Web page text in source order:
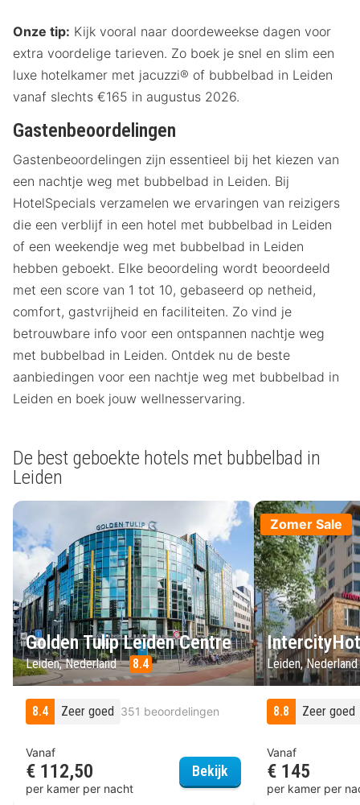
Onze tip: Kijk vooral naar doordeweekse dagen voor
extra voordelige tarieven. Zo boek je snel en slim een
luxe hotelkamer met jacuzzi® of bubbelbad in Leiden
vanaf slechts €165 in augustus 2026.
Gastenbeoordelingen
Gastenbeoordelingen zijn essentieel bij het kiezen van
een nachtje weg met bubbelbad in Leiden. Bij
HotelSpecials verzamelen we ervaringen van reizigers
die een verblijf in een hotel met bubbelbad in Leiden
of een weekendje weg met bubbelbad in Leiden
hebben geboekt. Elke beoordeling wordt beoordeeld
met een score van 1 tot 10, gebaseerd op netheid,
comfort, gastvrijheid en faciliteiten. Zo vind je
betrouwbare info voor een ontspannen nachtje weg
met bubbelbad in Leiden. Ontdek nu de beste
aanbiedingen voor een nachtje weg met bubbelbad in
Leiden en boek jouw wellnesservaring.
De best geboekte hotels met bubbelbad in
Leiden
Golden Tulip Leiden Centre
Leiden, Nederland 8.4
8.4 Zeer goed 351 beoordelingen
Vanaf
€ 112,50
per kamer per nacht
Bekijk Golden Tulip Leiden
Zomer Sale
Leiden, Nederland
8.8 Zeer goed
Vanaf
€ 145
per kamer per